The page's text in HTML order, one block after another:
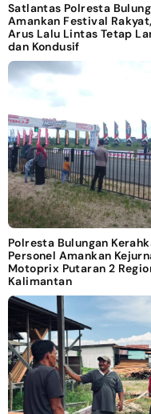
Satlantas Polresta
Amankan Festival Rakyat,
Arus Lalu Lintas Tetap
dan Kondusif
Polresta Bulungan
Personel Amankan
Motoprix Putaran 2
Kalimantan